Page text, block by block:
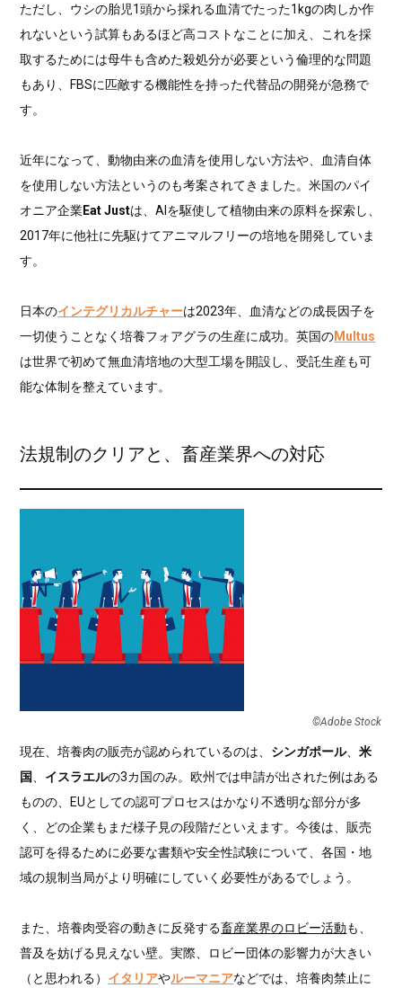
ただし、ウシの胎児1頭から採れる血清でたった1kgの肉しか作
れないという試算もあるほど高コストなことに加え、これを採
取するためには母牛も含めた殺処分が必要という倫理的な問題
もあり、FBSに匹敵する機能性を持った代替品の開発が急務で
す。
近年になって、動物由来の血清を使用しない方法や、血清自体
を使用しない方法というのも考案されてきました。米国のパイ
オニア企業Eat Justは、AIを駆使して植物由来の原料を探索し、
2017年に他社に先駆けてアニマルフリーの培地を開発していま
す。
日本のインテグリカルチャーは2023年、血清などの成長因子を
一切使うことなく培養フォアグラの生産に成功。英国のMultus
は世界で初めて無血清培地の大型工場を開設し、受託生産も可
能な体制を整えています。
法規制のクリアと、畜産業界への対応
©︎Adobe Stock
現在、培養肉の販売が認められているのは、 シンガポール、米
国
イスラエルの3カ国のみ。欧州では申請が出された例はある
ものの、EUとしての認可プロセスはかなり不透明な部分が多
く、どの企業もまだ様子見の段階だといえます。今後は、販売
認可を得るために必要な書類や安全性試験について、各国・地
域の規制当局がより明確にしていく必要性があるでしょう。
また、培養肉受容の動きに反発する畜産業界のロビー活動も、
普及を妨げる見えない壁。実際、ロビー団体の影響力が大きい
（と思われる） イタリアやルーマニアなどでは、培養肉禁止に